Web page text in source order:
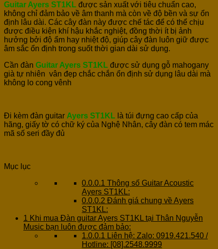
Guitar Ayers ST1KL được sản xuất với tiêu chuẩn cao,
không chỉ đảm bảo về âm thanh mà còn về độ bền và sự ổn
định lâu dài. Các cây đàn này được chế tác để có thể chịu
được điều kiện khí hậu khắc nghiệt, đồng thời ít bị ảnh
hưởng bởi độ ẩm hay nhiệt độ, giúp cây đàn luôn giữ được
âm sắc ổn định trong suốt thời gian dài sử dụng.
Cần đàn Guitar Ayers ST1KL được sử dụng gỗ mahogany
già tự nhiên vân đẹp chắc chắn ổn định sử dụng lâu dài mà
không lo cong vênh
Đi kèm đàn guitar Ayers ST1KL là túi đựng cao cấp của
hãng, giấy tờ có chữ ký của Nghệ Nhân, cây đàn có tem mác
mã số seri đầy đủ
Mục lục
0.0.0.1 Thông số Guitar Acoustic
Ayers ST1KL:
0.0.0.2 Đánh giá chung về Ayers
ST1KL:
1 Khi mua Đàn guitar Ayers ST1KL tại Thân Nguyễn
Music bạn luôn được đảm bảo:
1.0.0.1 Liên hệ: Zalo: 0919.421.540 /
Hotline: [08].2548.9999